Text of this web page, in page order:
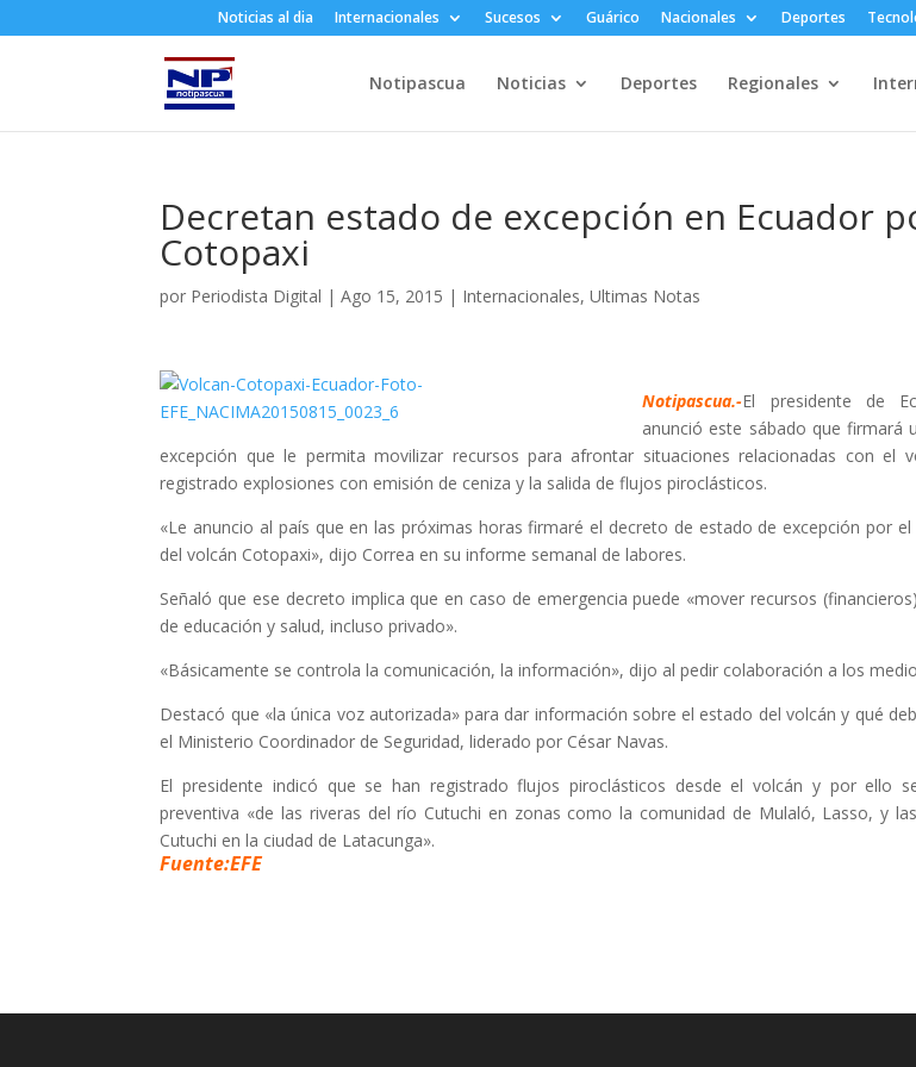
Noticias al dia Internacionales Sucesos Guárico Nacionales Deportes
Notipascua Noticias Deportes Regionales
Decretan estado de excepción en Ecuador
Cotopaxi
por Periodista Digital |Ago 15, 2015 | Internacionales,Ultimas Notas
Notipascua.-El presidente de
anunció este sábado que firmará
excepción que le permita movilizar recursos para afrontar situaciones relacionadas con el
registrado explosiones con emisión de ceniza y la salida de flujos piroclásticos.
«Le anuncio al país que en las próximas horas firmaré el decreto de estado de excepción por
del volcán Cotopaxi», dijo Correa en su informe semanal de labores.
Señaló que ese decreto implica que en caso de emergencia puede «mover recursos
de educación y salud, incluso privado».
«Básicamente se controla la comunicación, la información», dijo al pedir colaboración a los
Destacó que «la única voz autorizada» para dar información sobre el estado del volcán y qué
el Ministerio Coordinador de Seguridad, liderado por César Navas.
El presidente indicó que se han registrado flujos piroclásticos desde el volcán y por ello
preventiva «de las riveras del río Cutuchi en zonas como la comunidad de Mulaló, Lasso, y
Cutuchi en la ciudad de Latacunga».
Fuente:EFE